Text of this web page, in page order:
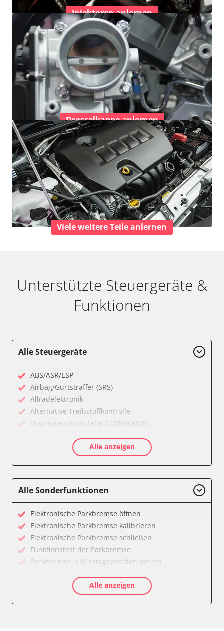
Injektoren anlernen
Drosselkappe anlernen
Viele weitere Teile anlernen
Unterstützte Steuergeräte &
Funktionen
Alle Steuergeräte
ABS/ASR/ESP
Airbag/Gurtstraffer (SRS)
Allradelektronik
Alternative Treibstoffkontrolle
Diagnoseschnittstelle (EOBD/OBDII)
Feststellbremse (EPB / SBC)
Getriebesteuerung
Kombiinstrument
Leuchtweitenregulierung (LWR)
Motorsteuerung (EMS)
Schlüssellose Fernbedienung
Servolenkung
Sitzelektronik Fahrer
Soundsystem
Telefon-/Notruf-System
Türsteuergerät vorne links
Alle anzeigen
Alle Sonderfunktionen
Elektronische Parkbremse öffnen
Elektronische Parkbremse kalibrieren
Elektronische Parkbremse schließen
Funktionstest der Parkbremse
Parkbremse in Montageposition fahren
Verfügbarkeit abhängig von Modell, Motorisierung, Ausstattung
Alle anzeigen